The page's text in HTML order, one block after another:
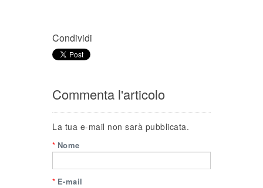
Condividi
Commenta l'articolo
La tua e-mail non sarà pubblicata.
* Nome
* E-mail